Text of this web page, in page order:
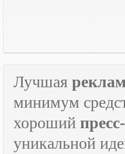
Лучшая
минимум
хороший
уникальной